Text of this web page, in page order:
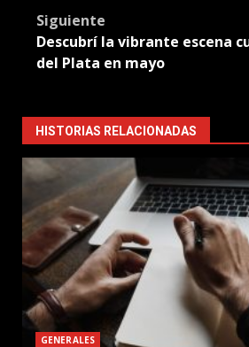
Siguiente
Descubrí la vibrante escena
del Plata en mayo
HISTORIAS RELACIONADAS
GENERALES